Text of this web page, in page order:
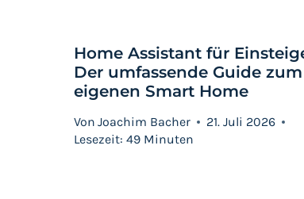
Home Assistant für
Der umfassende Guide zum
eigenen Smart Home
Von Joachim Bacher
21. Juli 2026
Lesezeit: 49 Minuten